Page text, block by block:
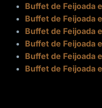
Buffet de Feijoada
Buffet de Feijoada
Buffet de Feijoada
Buffet de Feijoada
Buffet de Feijoada
Buffet de Feijoada